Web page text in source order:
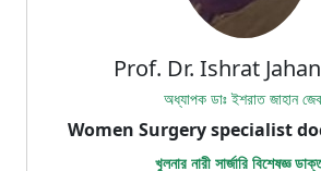
Prof. Dr. Ishrat
অধ্যাপক ডাঃ ইশরাত জাহান
Women Surgery specialist
খুলনার নারী সার্জারি বিশেষজ্ঞ